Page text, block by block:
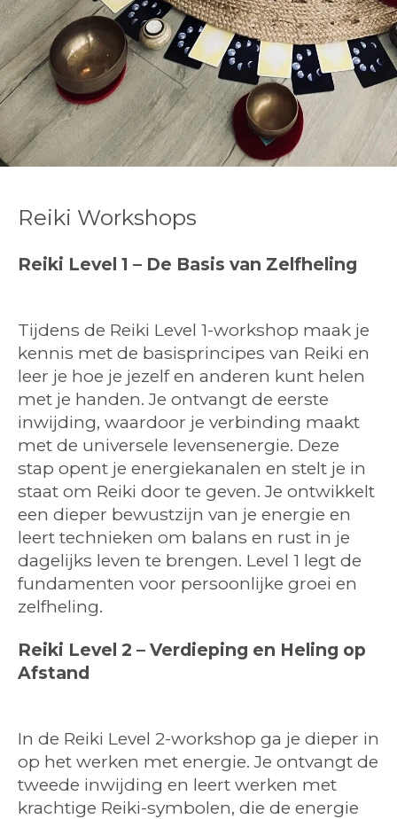
Reiki Workshops
Reiki Level 1 – De Basis van Zelfheling
Tijdens de Reiki Level 1-workshop maak je
kennis met de basisprincipes van Reiki en
leer je hoe je jezelf en anderen kunt helen
met je handen. Je ontvangt de eerste
inwijding, waardoor je verbinding maakt
met de universele levensenergie. Deze
stap opent je energiekanalen en stelt je in
staat om Reiki door te geven. Je ontwikkelt
een dieper bewustzijn van je energie en
leert technieken om balans en rust in je
dagelijks leven te brengen. Level 1 legt de
fundamenten voor persoonlijke groei en
zelfheling.
Reiki Level 2 – Verdieping en Heling op
Afstand
In de Reiki Level 2-workshop ga je dieper in
op het werken met energie. Je ontvangt de
tweede inwijding en leert werken met
krachtige Reiki-symbolen, die de energie